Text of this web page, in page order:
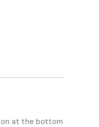
at the bottom